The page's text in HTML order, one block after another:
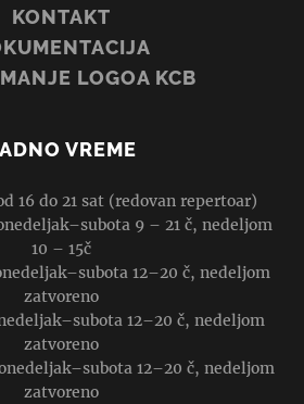
KONTAKT
LOGOA KCB
VREME
16 do 21 sat (redovan repertoar)
9 – 21 č, nedeljom
10 – 15č
12–20 č, nedeljom
zatvoreno
12–20 č, nedeljom
zatvoreno
12–20 č, nedeljom
zatvoreno